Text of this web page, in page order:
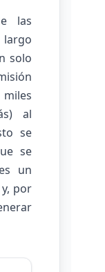
las
largo
solo
al
se
se
un
por